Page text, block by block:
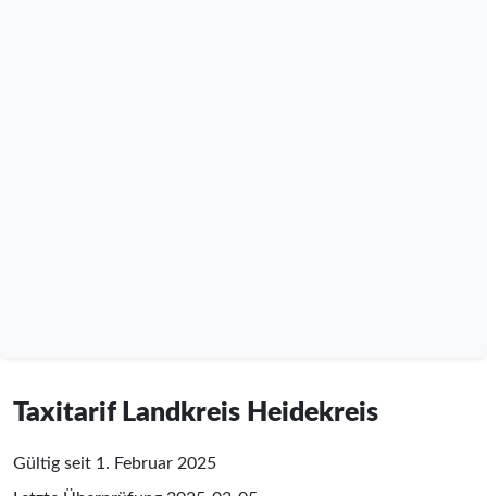
Taxitarif Landkreis Heidekreis
Gültig seit 1. Februar 2025